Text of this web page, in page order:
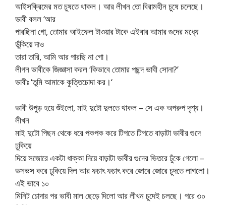
আইসক্রিমের মত চুষতে থাকল। আর লীখন তো বিরামহীন চুষে চলেছে।
ভাবী বলল ‘আর
পারছিনা গো, তোমার আইফেল টাওয়ার টাকে এইবার আমার গুদের মধ্যে
ডুঁকিয়ে দাও
তারা তারি, আমি আর পারছি না গো।
লীগন ভাবীকে জিজ্ঞাসা করল ‘কিভাবে তোমার পছন্দ ভাবী সোনা?’
ভাবীঃ ‘তুমি আমাকে কুত্তিচোদা কর।‘
ভাবী উপুড় হয়ে শুঁইলো, মাই দুটো দুলতে থাকল – সে এক অপরুপ দৃশ্য।
লীখন
মাই দুটো পিছন থেকে ধরে পকপক করে টিপতে টিপতে বাড়াটা ভাবীর গুদে
ঢুকিয়ে
দিয়ে সজোরে একটা ধাক্কা দিয়ে বাড়াটা ভাবীর গুদের ভিতরে ঢুঁকে গেলো –
ভসভস করে ঢুকিয়ে দিল আর ফচাৎ ফচাৎ করে জোরে জোরে চুদতে লাগলো।
এই ভাবে ১০
মিনিট চোদার পর ভাবী মাল ছেড়ে দিলো আর লীখন চুদেই চলছে। পরে ৩০